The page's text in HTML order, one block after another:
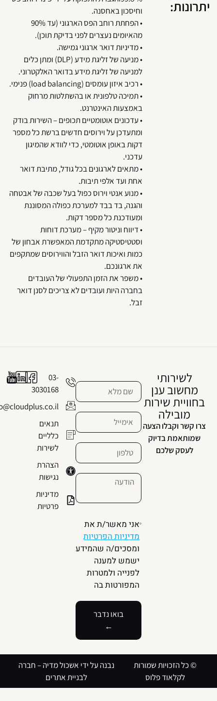
וחיסכון באחסנה.
• הפחתת רוחב הפס הארגוני (עד 90%
מהאיומים נעצרים לפני בדיקת תוכן).
• מדיניות דואר ארגוני גמישה.
• מניעה של זליגת מידע (DLP) ומתן כלים
למניעה של זליגת מידע בדואר האלקטרוני.
• רכיב איזון עומסים (load balancing) פנימי.
• תמיכה טלפונית או בהשתלטות מרחוק
באמצעות האינטרנט.
• עדכונים אוטומטיים תכופים – השירות בודק
ומתעדכן על וירוסים חדשים ברשת כל מספר
דקות באופן אוטומטי, כדי לוודא שהמיגון
עדכני.
• מתאים לארגונים בכל גודל, מתיבת דואר
אחת ועד אלפי תיבות.
• מנוע אנטי וירוס כפול בעל שכבה של אבטחה
והגנה, בד בבד למערכת כפולה המסוננת
ומעודכנת כל מספר דקות.
• דיווח וניטור מקיף – מערכת דוחות
וסטטיסטיקה מתקדמת המאפשרת אבחון של
כמות ואיכות דואר הזבל והווירוסים שמתקפים
את ארגונכם.
• משפר את הזמן התפעולי של העובדים
בחברה היות ועובדים לא צריכים לסנן דואר
זבל.
לשירותי
מחשוב ענן
בחוויית שירות
מובילה
צרו קשר וקבלו הצעה
שמותאמת בדיוק
לעסק שלכם
03-
3030168
info@cloudplus.co.il
תנאים
כלליים
לשירות
הצהרת
נגישות
מדיניות
פרטיות
אני מאשר/ת את
מדיניות הפרטיות
ומסכים/ה שהמידע
ישמש למענה
לפנייה ולמטרות
המפורטות בה
בואו נדבר
נבנה על ידי אשכול מדיה –חברה
לבניית אתרים
© כל הזכויות שמורות
לקלאוד פלוס